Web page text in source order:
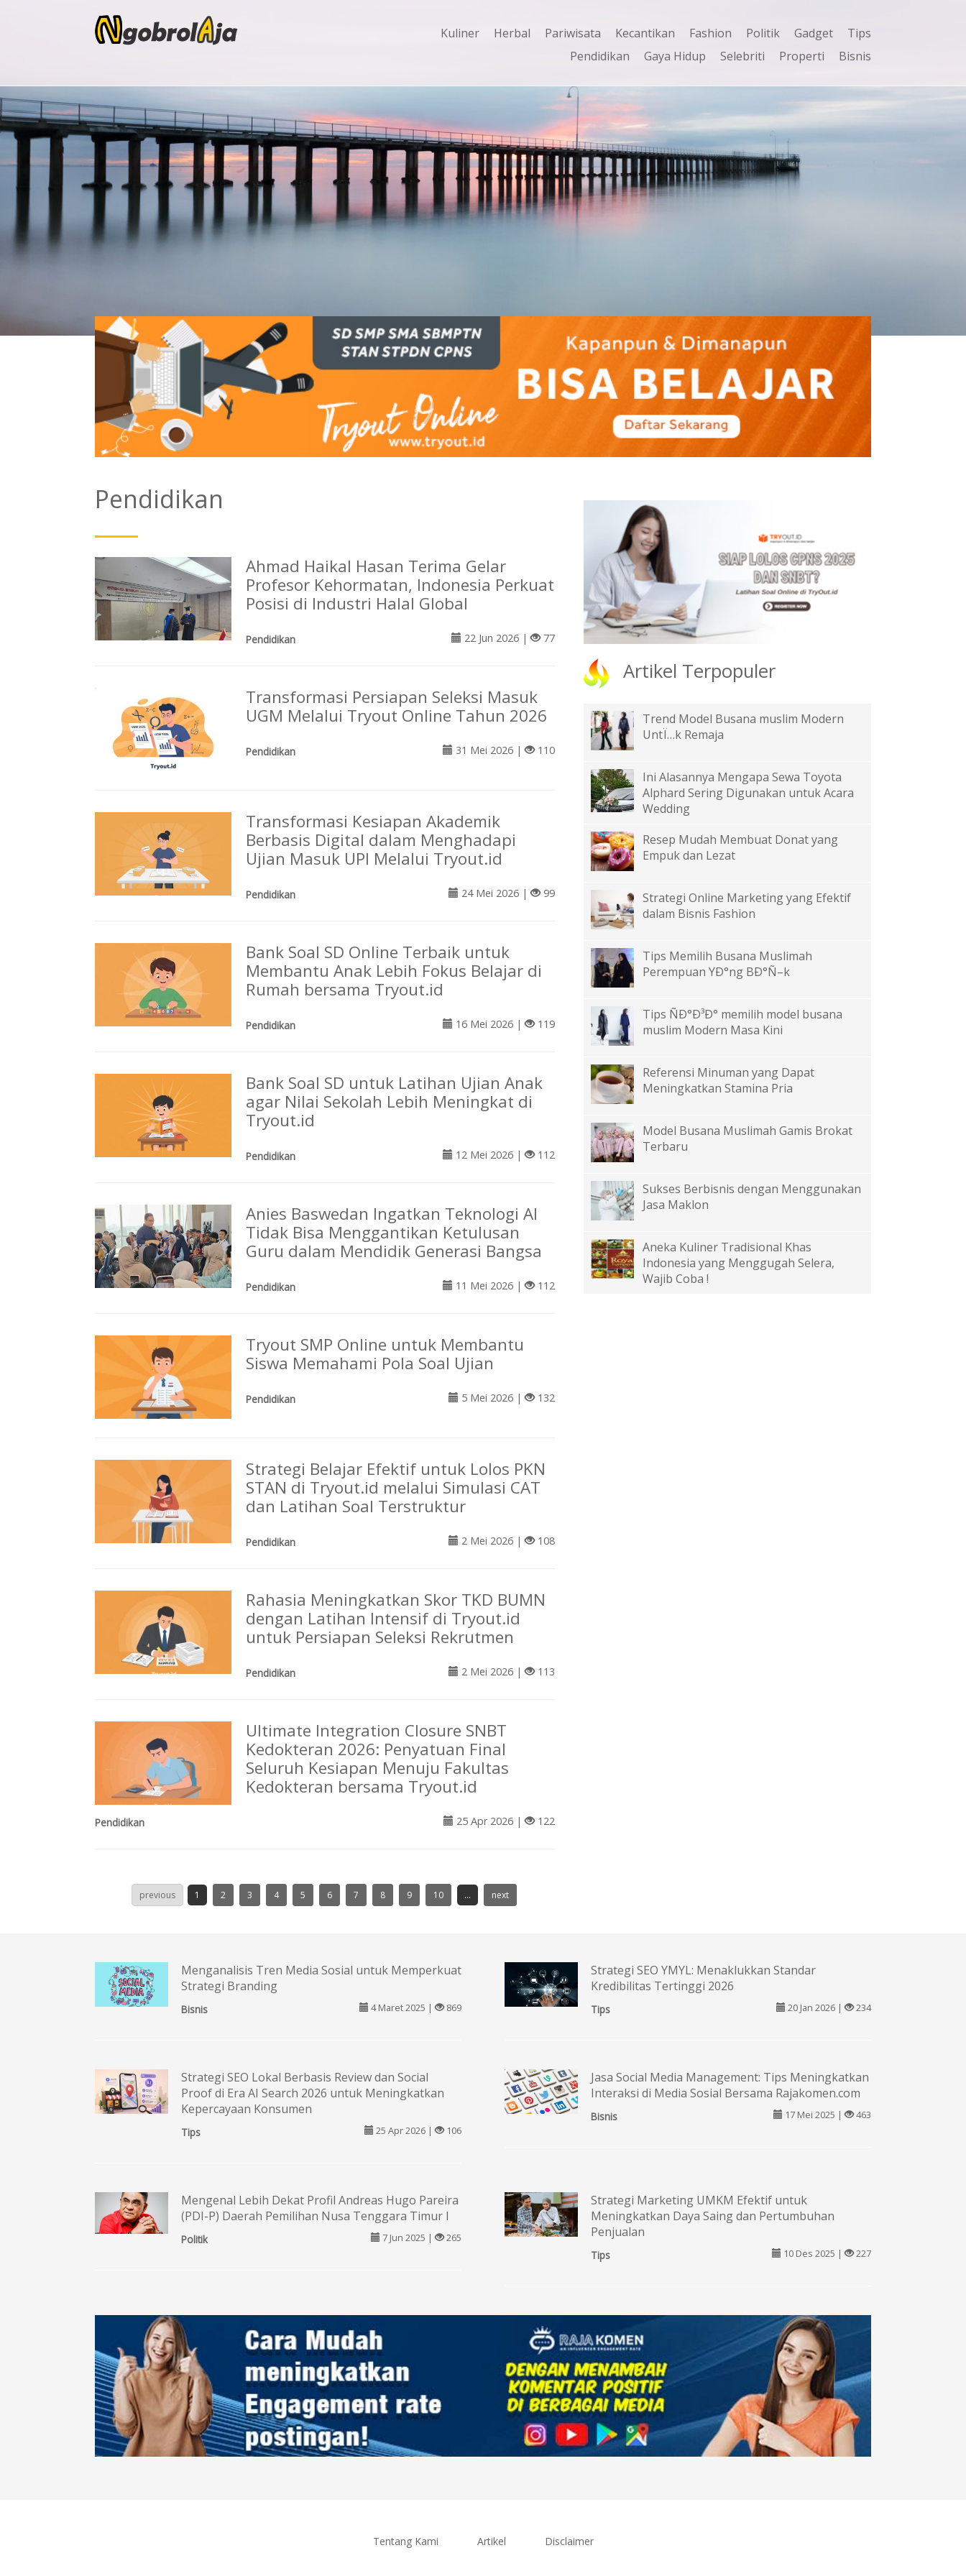
Kuliner Herbal Pariwisata Kecantikan Fashion Politik Gadget
Tips
Pendidikan
Gaya Hidup Selebriti Properti Bisnis
Pendidikan
Ahmad Haikal Hasan Terima Gelar
Profesor Kehormatan, Indonesia Perkuat
Posisi di Industri Halal Global
Pendidikan 22 Jun 2026 | 77
Transformasi Persiapan Seleksi Masuk
UGM Melalui Tryout Online Tahun 2026
Pendidikan 31 Mei 2026 | 110
Transformasi Kesiapan Akademik
Berbasis Digital dalam Menghadapi
Ujian Masuk UPI Melalui Tryout.id
Pendidikan 24 Mei 2026 | 99
Bank Soal SD Online Terbaik untuk
Membantu Anak Lebih Fokus Belajar di
Rumah bersama Tryout.id
Pendidikan 16 Mei 2026 | 119
Bank Soal SD untuk Latihan Ujian Anak
agar Nilai Sekolah Lebih Meningkat di
Tryout.id
Pendidikan 12 Mei 2026 | 112
Anies Baswedan Ingatkan Teknologi AI
Tidak Bisa Menggantikan Ketulusan
Guru dalam Mendidik Generasi Bangsa
Pendidikan 11 Mei 2026 | 112
Tryout SMP Online untuk Membantu
Siswa Memahami Pola Soal Ujian
Pendidikan 5 Mei 2026 | 132
Strategi Belajar Efektif untuk Lolos PKN
STAN di Tryout.id melalui Simulasi CAT
dan Latihan Soal Terstruktur
Pendidikan 2 Mei 2026 | 108
Rahasia Meningkatkan Skor TKD BUMN
dengan Latihan Intensif di Tryout.id
untuk Persiapan Seleksi Rekrutmen
Pendidikan 2 Mei 2026 | 113
Ultimate Integration Closure SNBT
Kedokteran 2026: Penyatuan Final
Seluruh Kesiapan Menuju Fakultas
Kedokteran bersama Tryout.id
Pendidikan 25 Apr 2026 | 122
previous 1 2 3 4 5 6 7 8 9 10 ... next
Artikel Terpopuler
Trend Model Busana muslim Modern
UntÏ…k Remaja
Ini Alasannya Mengapa Sewa Toyota
Alphard Sering Digunakan untuk Acara
Wedding
Resep Mudah Membuat Donat yang
Empuk dan Lezat
Strategi Online Marketing yang Efektif
dalam Bisnis Fashion
Tips Memilih Busana Muslimah
Perempuan YÐ°ng BÐ°Ñ–k
Tips ÑÐ°Ð³Ð° memilih model busana
muslim Modern Masa Kini
Referensi Minuman yang Dapat
Meningkatkan Stamina Pria
Model Busana Muslimah Gamis Brokat
Terbaru
Sukses Berbisnis dengan Menggunakan
Jasa Maklon
Aneka Kuliner Tradisional Khas
Indonesia yang Menggugah Selera,
Wajib Coba !
Menganalisis Tren Media Sosial untuk Memperkuat
Strategi Branding
Bisnis 4 Maret 2025 | 869
Strategi SEO YMYL: Menaklukkan Standar
Kredibilitas Tertinggi 2026
Tips 20 Jan 2026 | 234
Strategi SEO Lokal Berbasis Review dan Social
Proof di Era AI Search 2026 untuk Meningkatkan
Kepercayaan Konsumen
Tips 25 Apr 2026 | 106
Jasa Social Media Management: Tips Meningkatkan
Interaksi di Media Sosial Bersama Rajakomen.com
Bisnis 17 Mei 2025 | 463
Mengenal Lebih Dekat Profil Andreas Hugo Pareira
(PDI-P) Daerah Pemilihan Nusa Tenggara Timur I
Politik 7 Jun 2025 | 265
Strategi Marketing UMKM Efektif untuk
Meningkatkan Daya Saing dan Pertumbuhan
Penjualan
Tips 10 Des 2025 | 227
Tentang Kami Artikel Disclaimer